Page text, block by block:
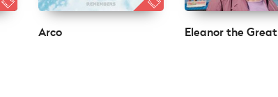
Arco Eleanor the Great